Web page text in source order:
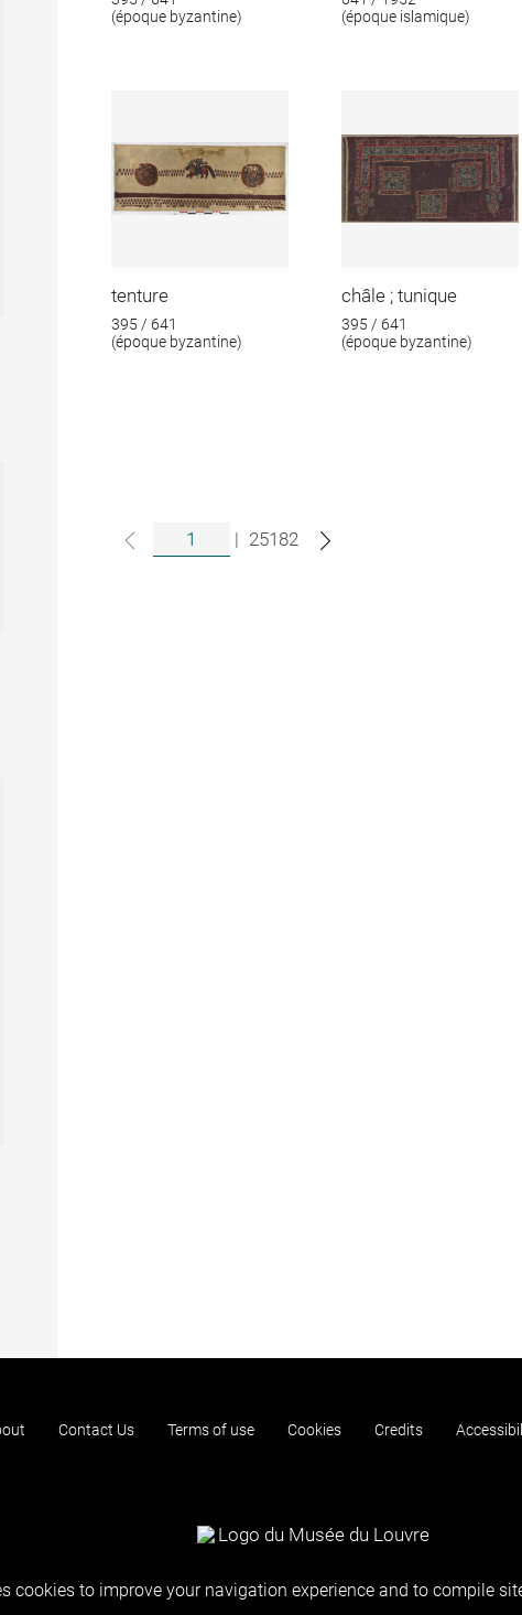
(époque byzantine)
(époque islamique)
tenture
395 / 641
(époque byzantine)
châle ; tunique
395 / 641
(époque byzantine)
| 25182
Contact Us Terms of use Cookies Credits
cookies to improve your navigation experience and to compile